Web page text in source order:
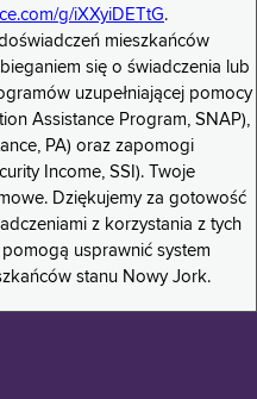
g/iXXyiDETtG.
mieszkańców
się o świadczenia lub
uzupełniającej pomocy
Assistance Program, SNAP),
PA) oraz zapomogi
Income, SSI). Twoje
Dziękujemy za gotowość
z korzystania z tych
usprawnić system
stanu Nowy Jork.